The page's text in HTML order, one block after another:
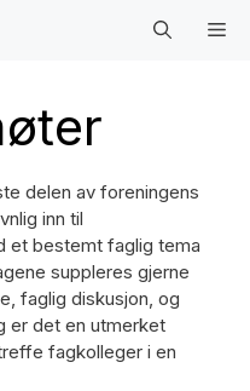
delen av foreningens
inn til
et bestemt faglig tema
suppleres gjerne
faglig diskusjon, og
er det en utmerket
fagkolleger i en